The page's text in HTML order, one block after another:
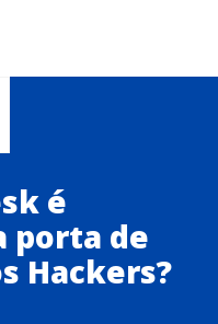
é
porta de
Hackers?